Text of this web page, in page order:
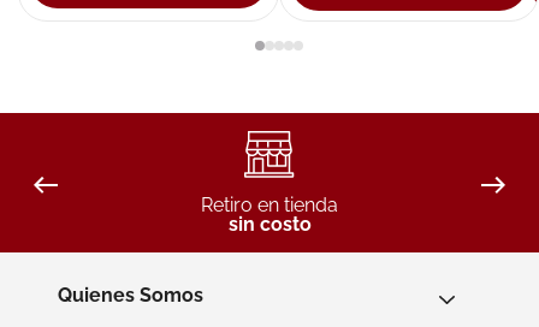
Retiro en tienda
sin costo
Quienes Somos